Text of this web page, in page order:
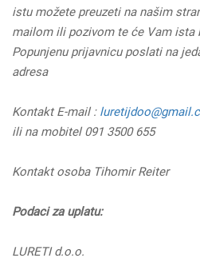
istu možete preuzeti na našim
mailom ili pozivom te će Vam ista
Popunjenu prijavnicu poslati na
adresa
Kontakt E-mail :
ili na mobitel 091 3500 655
Kontakt osoba Tihomir Reiter
Podaci za uplatu:
LURETI d.o.o.